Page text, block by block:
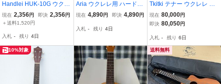
Handlei HUK-10G ウクレ
レ 【中古】ハナレイ ソフ
トケース付き 弦楽器 /900
現在 2,356円 即決 2,356円
＋送料1,520円
入札 - 残り 4日
Aria ウクレレ用 ハードケ
ース 鍵2本付き
現在 4,890円 即決 4,890円
入札 - 残り 4日
Tkitki テナー ウクレレ EC
O T/E 美品
現在 80,000円
即決 80,050円
入札 - 残り 6日
10%対象 送料無料